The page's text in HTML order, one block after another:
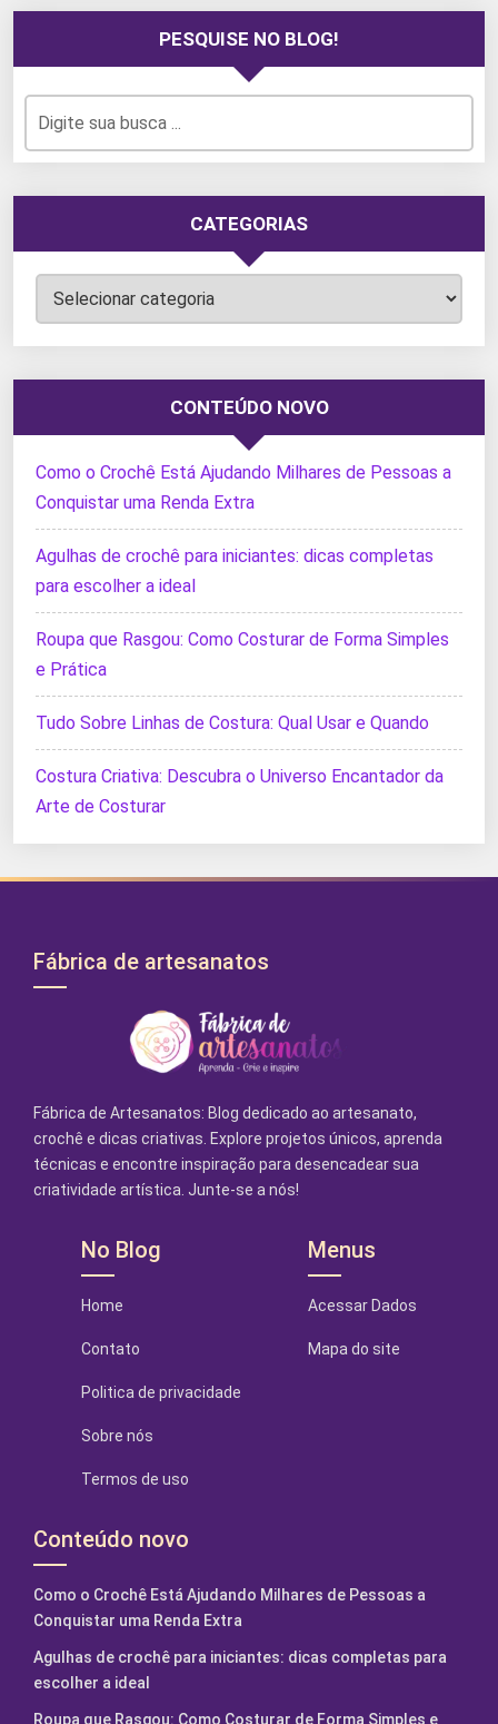
PESQUISE NO BLOG!
CATEGORIAS
Categorias
CONTEÚDO NOVO
Como o Crochê Está Ajudando Milhares de Pessoas a
Conquistar uma Renda Extra
Agulhas de crochê para iniciantes: dicas completas
para escolher a ideal
Roupa que Rasgou: Como Costurar de Forma Simples
e Prática
Tudo Sobre Linhas de Costura: Qual Usar e Quando
Costura Criativa: Descubra o Universo Encantador da
Arte de Costurar
Fábrica de artesanatos
Fábrica de Artesanatos: Blog dedicado ao artesanato,
crochê e dicas criativas. Explore projetos únicos, aprenda
técnicas e encontre inspiração para desencadear sua
criatividade artística. Junte-se a nós!
No Blog
Home
Contato
Politica de privacidade
Sobre nós
Termos de uso
Menus
Acessar Dados
Mapa do site
Conteúdo novo
Como o Crochê Está Ajudando Milhares de Pessoas a
Conquistar uma Renda Extra
Agulhas de crochê para iniciantes: dicas completas para
escolher a ideal
Roupa que Rasgou: Como Costurar de Forma Simples e